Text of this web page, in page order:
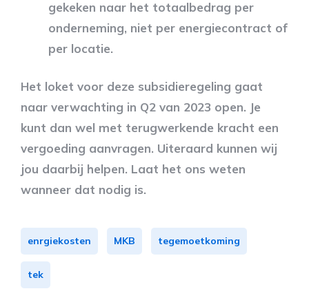
gekeken naar het totaalbedrag per
onderneming, niet per energiecontract of
per locatie.
Het loket voor deze subsidieregeling gaat
naar verwachting in Q2 van 2023 open. Je
kunt dan wel met terugwerkende kracht een
vergoeding aanvragen. Uiteraard kunnen wij
jou daarbij helpen. Laat het ons weten
wanneer dat nodig is.
enrgiekosten MKB tegemoetkoming
tek